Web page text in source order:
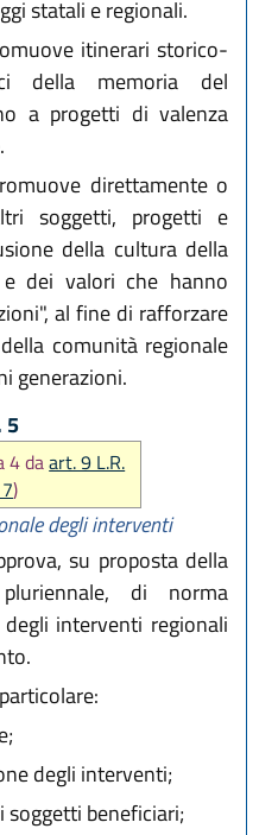
statali e regionali.
itinerari storico-
della memoria del
a progetti di valenza
direttamente o
soggetti, progetti e
della cultura della
dei valori che hanno
al fine di rafforzare
comunità regionale
generazioni.
5
4 daart. 9 L.R.
)
degli interventi
su proposta della
di norma
interventi regionali
degli interventi;
beneficiari;